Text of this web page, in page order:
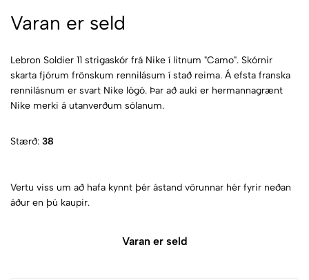
Varan er seld
Lebron Soldier 11 strigaskór frá Nike í litnum "Camo". Skórnir
skarta fjórum frönskum rennilásum í stað reima. Á efsta franska
rennilásnum er svart Nike lógó. Þar að auki er hermannagrænt
Nike merki á utanverðum sólanum.
Stærð: 38
Vertu viss um að hafa kynnt þér ástand vörunnar hér fyrir neðan
áður en þú kaupir.
Varan er seld